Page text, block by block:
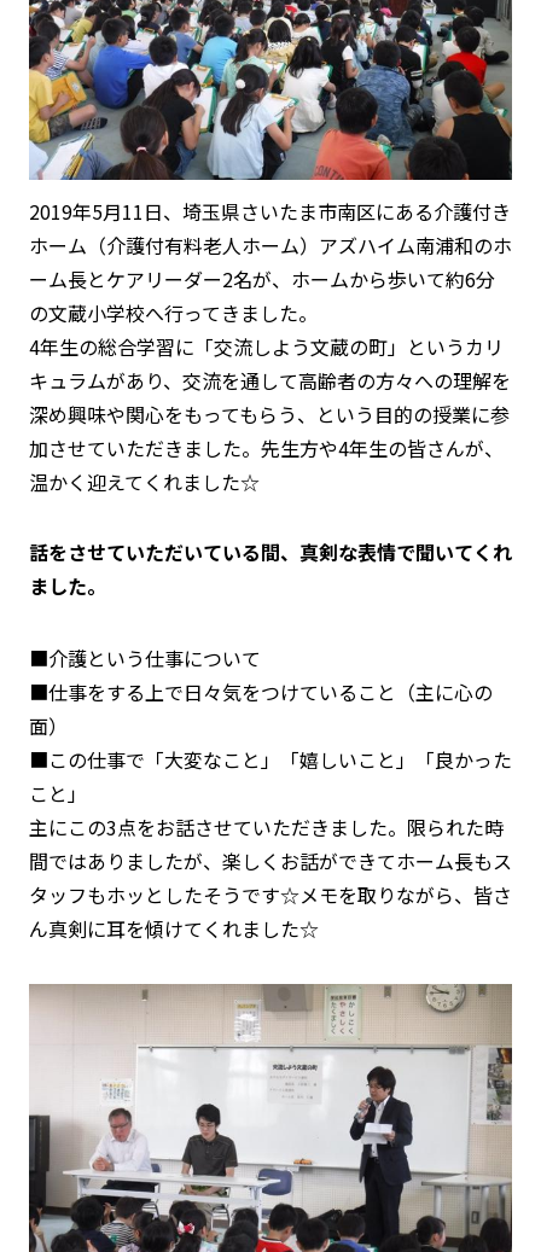
2019年5月11日、埼玉県さいたま市南区にある介護付き
ホーム（介護付有料老人ホーム）アズハイム南浦和のホ
ーム長とケアリーダー2名が、ホームから歩いて約6分
の文蔵小学校へ行ってきました。
4年生の総合学習に「交流しよう文蔵の町」というカリ
キュラムがあり、交流を通して高齢者の方々への理解を
深め興味や関心をもってもらう、という目的の授業に参
加させていただきました。先生方や4年生の皆さんが、
温かく迎えてくれました☆
話をさせていただいている間、真剣な表情で聞いてくれ
ました。
■介護という仕事について
■仕事をする上で日々気をつけていること（主に心の
面）
■この仕事で「大変なこと」「嬉しいこと」「良かった
こと」
主にこの3点をお話させていただきました。限られた時
間ではありましたが、楽しくお話ができてホーム長もス
タッフもホッとしたそうです☆メモを取りながら、皆さ
ん真剣に耳を傾けてくれました☆